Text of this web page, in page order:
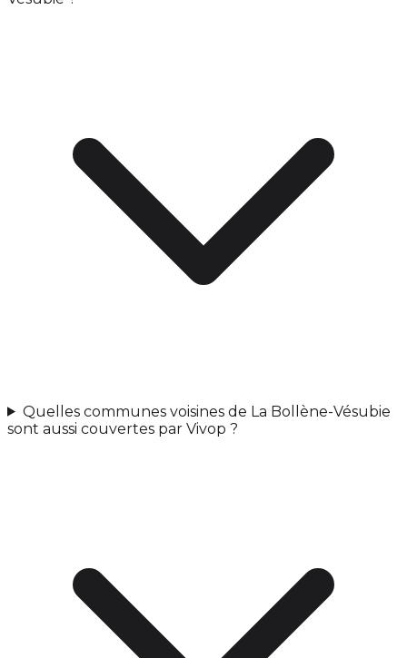
Quelles communes voisines de La Bollène-Vésubie
sont aussi couvertes par Vivop ?